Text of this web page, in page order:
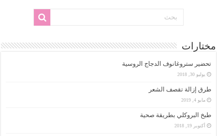
مختارات
تحضير ستروغانوف الدجاج الروسية
يوليو 30, 2018
طرق إزالة تقصف الشعر
مايو 4, 2019
طبخ البروكلي بطريقة صحية
أكتوبر 19, 2018